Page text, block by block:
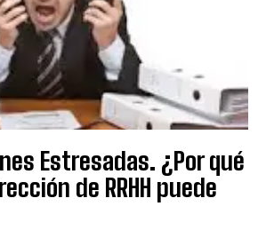
Estresadas. ¿Por qué
de RRHH puede